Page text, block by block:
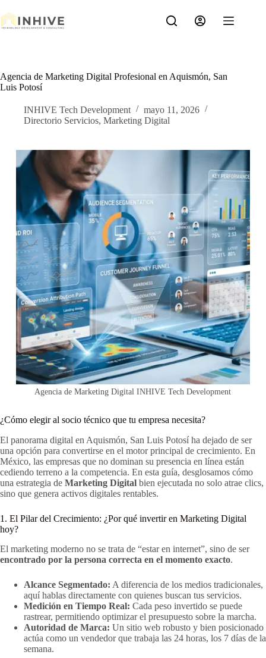
al
contenido
Agencia de Marketing Digital Profesional en Aquismón, San
Luis Potosí
INHIVE Tech Development
mayo 11, 2026
Directorio Servicios, Marketing Digital
Agencia de Marketing Digital INHIVE Tech Development
¿Cómo elegir al socio técnico que tu empresa necesita?
El panorama digital en Aquismón, San Luis Potosí ha dejado de ser
una opción para convertirse en el motor principal de crecimiento. En
México, las empresas que no dominan su presencia en línea están
cediendo terreno a la competencia. En esta guía, desglosamos cómo
una estrategia de Marketing Digital bien ejecutada no solo atrae clics,
sino que genera activos digitales rentables.
1. El Pilar del Crecimiento: ¿Por qué invertir en Marketing Digital
hoy?
El marketing moderno no se trata de “estar en internet”, sino de ser
encontrado por la persona correcta en el momento exacto.
Alcance Segmentado: A diferencia de los medios tradicionales,
aquí hablas directamente con quienes buscan tus servicios.
Medición en Tiempo Real: Cada peso invertido se puede
rastrear, permitiendo optimizar el presupuesto sobre la marcha.
Autoridad de Marca: Un sitio web robusto y bien posicionado
actúa como un vendedor que trabaja las 24 horas, los 7 días de la
semana.